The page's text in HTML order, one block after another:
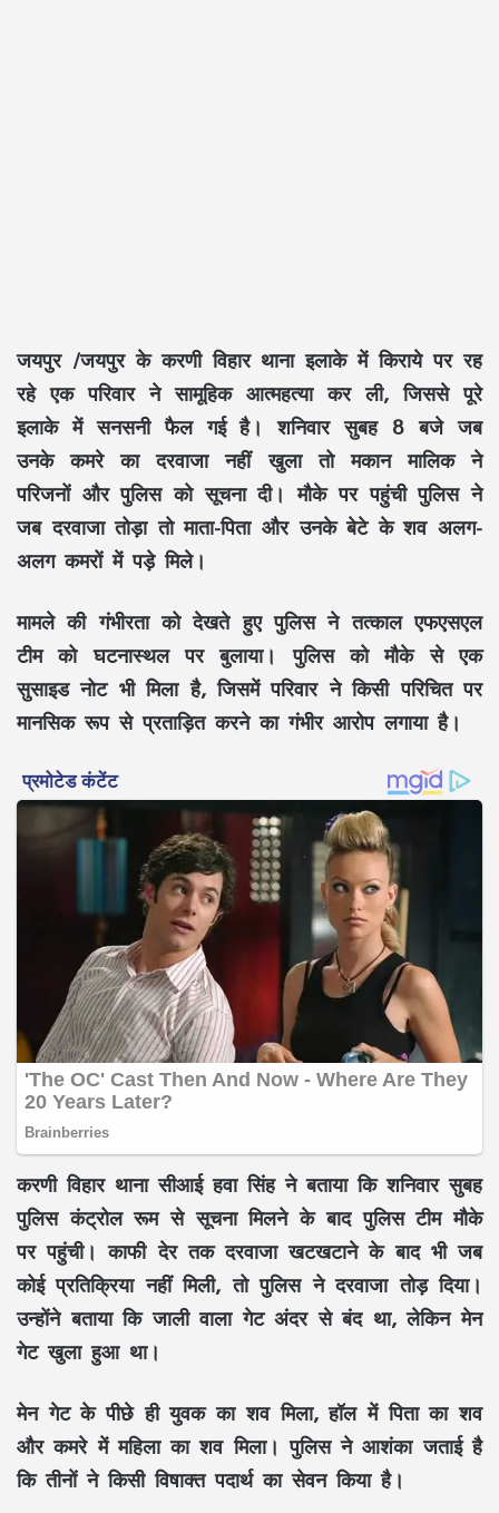
जयपुर /जयपुर के करणी विहार थाना इलाके में किराये पर रह
रहे एक परिवार ने सामूहिक आत्महत्या कर ली, जिससे पूरे
इलाके में सनसनी फैल गई है। शनिवार सुबह 8 बजे जब
उनके कमरे का दरवाजा नहीं खुला तो मकान मालिक ने
परिजनों और पुलिस को सूचना दी। मौके पर पहुंची पुलिस ने
जब दरवाजा तोड़ा तो माता-पिता और उनके बेटे के शव अलग-
अलग कमरों में पड़े मिले।
मामले की गंभीरता को देखते हुए पुलिस ने तत्काल एफएसएल
टीम को घटनास्थल पर बुलाया। पुलिस को मौके से एक
सुसाइड नोट भी मिला है, जिसमें परिवार ने किसी परिचित पर
मानसिक रूप से प्रताड़ित करने का गंभीर आरोप लगाया है।
करणी विहार थाना सीआई हवा सिंह ने बताया कि शनिवार सुबह
पुलिस कंट्रोल रूम से सूचना मिलने के बाद पुलिस टीम मौके
पर पहुंची। काफी देर तक दरवाजा खटखटाने के बाद भी जब
कोई प्रतिक्रिया नहीं मिली, तो पुलिस ने दरवाजा तोड़ दिया।
उन्होंने बताया कि जाली वाला गेट अंदर से बंद था, लेकिन मेन
गेट खुला हुआ था।
मेन गेट के पीछे ही युवक का शव मिला, हॉल में पिता का शव
और कमरे में महिला का शव मिला। पुलिस ने आशंका जताई है
कि तीनों ने किसी विषाक्त पदार्थ का सेवन किया है।